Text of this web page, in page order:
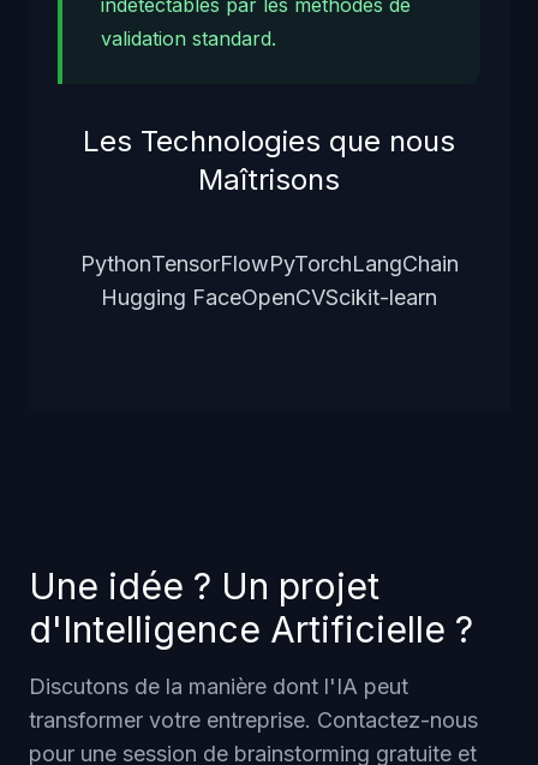
validation standard.
Les Technologies que nous
Maîtrisons
PythonTensorFlowPyTorchLangChain
Hugging FaceOpenCVScikit-learn
Une idée ? Un projet
d'Intelligence Artificielle ?
Discutons de la manière dont l'IA peut
transformer votre entreprise. Contactez-nous
pour une session de brainstorming gratuite et